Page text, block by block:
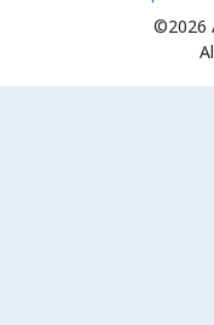
©2026